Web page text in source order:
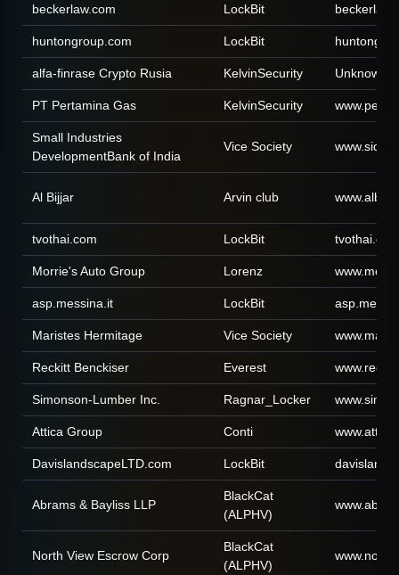
beckerlaw.com LockBit
huntongroup.com LockBit
alfa-finrase Crypto Rusia KelvinSecurity Unknown
PT Pertamina Gas KelvinSecurity
Small Industries
DevelopmentBank of India
Vice Society
Al Bijjar Arvin club
tvothai.com LockBit tvothai.com
Morrie's Auto Group Lorenz
asp.messina.it LockBit
Maristes Hermitage Vice Society
Reckitt Benckiser Everest
Simonson-Lumber Inc. Ragnar_Locker
Attica Group Conti
DavislandscapeLTD.com LockBit
Abrams & Bayliss LLP
BlackCat
(ALPHV)
North View Escrow Corp
BlackCat
(ALPHV)